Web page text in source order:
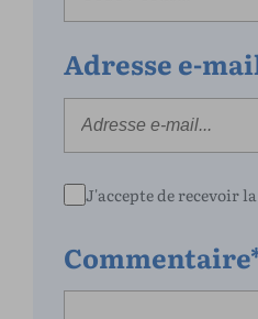
Adresse e-
J'accepte de recevoir